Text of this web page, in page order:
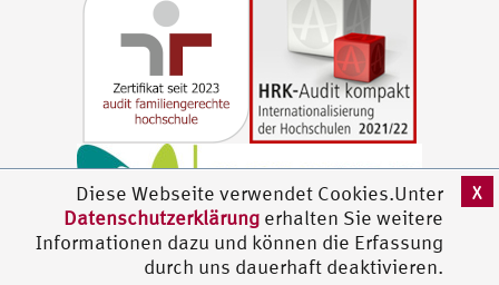
Diese Webseite verwendet Cookies.Unter
Datenschutzerklärung erhalten Sie weitere
Informationen dazu und können die Erfassung
durch uns dauerhaft deaktivieren.
X